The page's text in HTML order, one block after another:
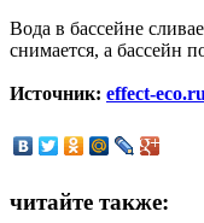
Вода в бассейне
снимается, а бассейн
Источник: effect-eco.ru
читайте также: